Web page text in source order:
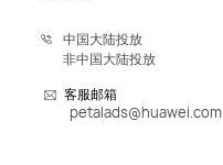
中国大陆投放
非中国大陆投放
客服邮箱
petalads@huawei.com